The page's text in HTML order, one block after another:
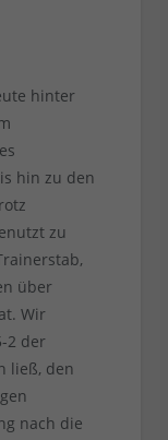
hinter
hin zu den
zu
über
Wir
2 der
ließ, den
nach die